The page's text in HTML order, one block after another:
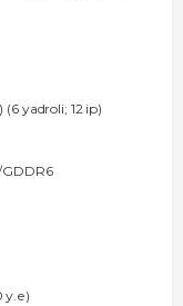
yadroli; 12 ip)
у.е)